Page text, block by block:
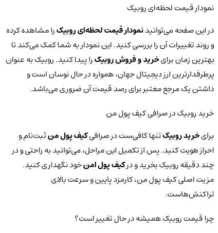
نمودار قیمت لحظه‌ای روبیک
در این صفحه می‌توانیدنمودار قیمت لحظه‌ای روبیکرا مشاهده کرده
و روند تغییرات آن را بررسی کنید. این نمودار به شما کمک می‌کند تا
بهترین زمان برایخرید و فروش روبیکرا پیدا کنید. روبیک به عنوان
پرطرفدارترین ارز دیجیتال جهان، همواره در حال نوسان است و
داشتن یک مرجع معتبر برای رصد قیمت آن ضروری می‌باشد.
خرید روبیک در صرافی کیف پول من
برایخرید روبیکتنها کافی‌ست در صرافیکیف پول منثبت‌نام و
احراز هویت کنید. پس از تکمیل این مراحل، می‌توانید به راحتی و در
چند دقیقه روبیک بخرید و درکیف پول امنخود نگهداری کنید.
مزیت اصلی کیف پول من، کارمزد پایین و سرعت بالای
تراکنش‌هاست.
چرا قیمت روبیک همیشه در حال تغییر است؟